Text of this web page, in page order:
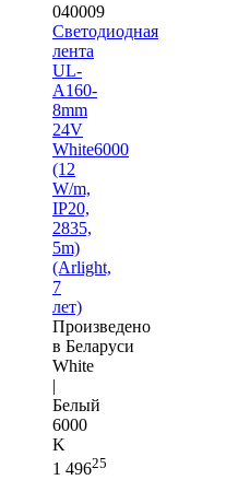
040009
Светодиодная
лента
UL-
A160-
8mm
24V
White6000
(12
W/m,
IP20,
2835,
5m)
(Arlight,
7
лет)
Произведено
в Беларуси
White
|
Белый
6000
K
1 49625